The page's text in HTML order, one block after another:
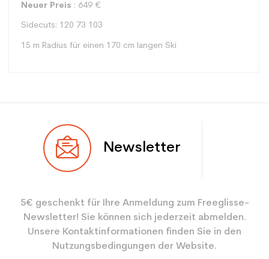
Neuer Preis : 649 €
Sidecuts: 120 73 103
15 m Radius für einen 170 cm langen Ski
Benutzer Gemischt
Farbe Weiß
CO2-Einsparungen für
den Planeten (in kg)
3.9
Newsletter
5€ geschenkt für Ihre Anmeldung zum Freeglisse-
Newsletter! Sie können sich jederzeit abmelden.
Unsere Kontaktinformationen finden Sie in den
Nutzungsbedingungen der Website.